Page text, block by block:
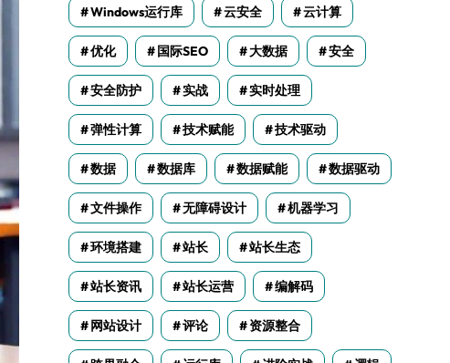
Windows运行库 云安全 云计算
优化 国际SEO 大数据 安全
安全防护 实战 实时处理
弹性计算 技术赋能 技术驱动
数据 数据库 数据赋能 数据驱动
文件操作 无障碍设计 机器学习
环境搭建 站长 站长生态
站长资讯 站长运营 编解码
网站设计 评论 资源整合